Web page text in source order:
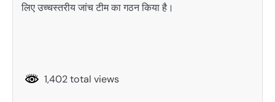
लिए उच्चस्तरीय जांच टीम का गठन किया है।
1,402 total views